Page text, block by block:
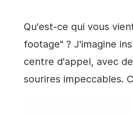
Qu'est-ce qui vous
footage" ? J'imagine
centre d'appel, avec
sourires impeccables.